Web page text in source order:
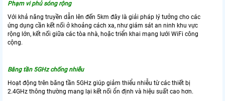
Phạm vi phủ sóng rộng
Với khả năng truyền dẫn lên đến 5km đây là giải pháp lý tưởng cho các
ứng dụng cần kết nối ở khoảng cách xa, như giám sát an ninh khu vực
rộng lớn, kết nối giữa các tòa nhà, hoặc triển khai mạng lưới WiFi công
cộng.
Băng tần 5GHz chống nhiễu
Hoạt động trên băng tần 5GHz giúp giảm thiểu nhiễu từ các thiết bị
2.4GHz thông thường mang lại kết nối ổn định và hiệu suất cao hơn.